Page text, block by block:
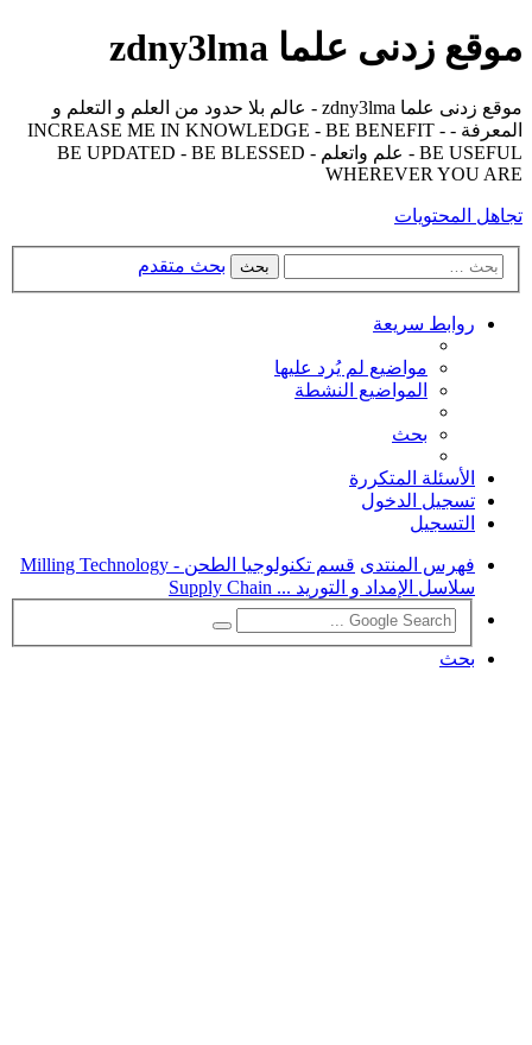
موقع زدنى علما zdny3lma
موقع زدنى علما zdny3lma - عالم بلا حدود من العلم و التعلم و
المعرفة - INCREASE ME IN KNOWLEDGE - BE BENEFIT -
BE USEFUL - علم واتعلم - BE UPDATED - BE BLESSED
WHEREVER YOU ARE
تجاهل المحتويات
بحث بحث متقدم
روابط سريعة
مواضيع لم يُرد عليها
المواضيع النشطة
بحث
الأسئلة المتكررة
تسجيل الدخول
التسجيل
فهرس المنتدى قسم تكنولوجيا الطحن - Milling Technology
سلاسل الإمداد و التوريد ... Supply Chain
بحث